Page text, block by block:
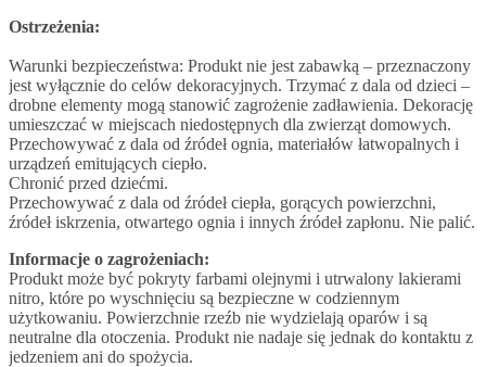
Ostrzeżenia:
Warunki bezpieczeństwa: Produkt nie jest zabawką – przeznaczony
jest wyłącznie do celów dekoracyjnych. Trzymać z dala od dzieci –
drobne elementy mogą stanowić zagrożenie zadławienia. Dekorację
umieszczać w miejscach niedostępnych dla zwierząt domowych.
Przechowywać z dala od źródeł ognia, materiałów łatwopalnych i
urządzeń emitujących ciepło.
Chronić przed dziećmi.
Przechowywać z dala od źródeł ciepła, gorących powierzchni,
źródeł iskrzenia, otwartego ognia i innych źródeł zapłonu. Nie palić.
Informacje o zagrożeniach:
Produkt może być pokryty farbami olejnymi i utrwalony lakierami
nitro, które po wyschnięciu są bezpieczne w codziennym
użytkowaniu. Powierzchnie rzeźb nie wydzielają oparów i są
neutralne dla otoczenia. Produkt nie nadaje się jednak do kontaktu z
jedzeniem ani do spożycia.